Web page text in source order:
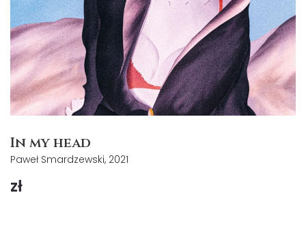
In my head
Paweł Smardzewski, 2021
zł